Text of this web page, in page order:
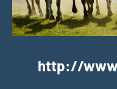
http://